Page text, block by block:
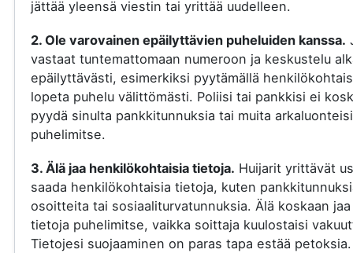
jättää yleensä viestin tai yrittää uudelleen.
2. Ole varovainen epäilyttävien puheluiden kanssa.
vastaat tuntemattomaan numeroon ja keskustelu
epäilyttävästi, esimerkiksi pyytämällä
lopeta puhelu välittömästi. Poliisi tai pankkisi ei
pyydä sinulta pankkitunnuksia tai muita
puhelimitse.
3. Älä jaa henkilökohtaisia tietoja. Huijarit yrittävät
saada henkilökohtaisia tietoja, kuten
osoitteita tai sosiaaliturvatunnuksia. Älä koskaan
tietoja puhelimitse, vaikka soittaja kuulostaisi
Tietojesi suojaaminen on paras tapa estää petoksia.